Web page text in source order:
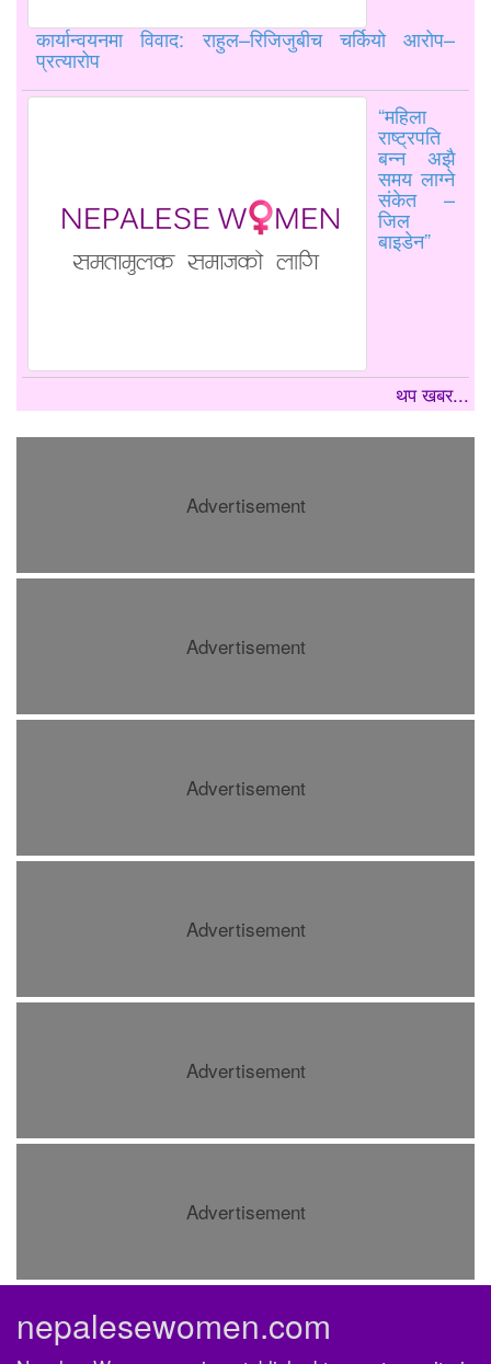
कार्यान्वयनमा विवाद: राहुल–रिजिजुबीच चर्कियो आरोप–
प्रत्यारोप
“महिला
राष्ट्रपति
बन्न अझै
समय लाग्ने
संकेत –
जिल
बाइडेन”
थप खबर...
Advertisement
Advertisement
Advertisement
Advertisement
Advertisement
Advertisement
nepalesewomen.com